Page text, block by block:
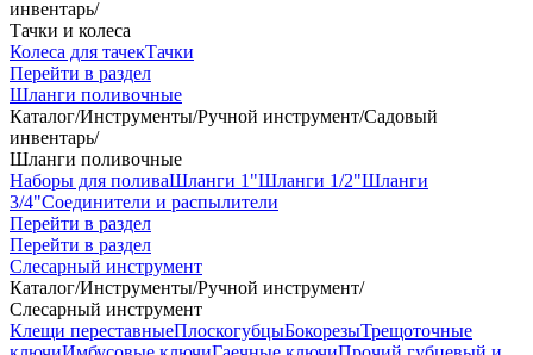
инвентарь/
Тачки и колеса
Колеса для тачекТачки
Перейти в раздел
Шланги поливочные
Каталог/Инструменты/Ручной инструмент/Садовый
инвентарь/
Шланги поливочные
Наборы для поливаШланги 1"Шланги 1/2"Шланги
3/4"Соединители и распылители
Перейти в раздел
Перейти в раздел
Слесарный инструмент
Каталог/Инструменты/Ручной инструмент/
Слесарный инструмент
Клещи переставныеПлоскогубцыБокорезыТрещоточные